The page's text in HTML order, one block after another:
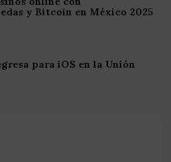
y Bitcoin en México 2025
para iOS en la Unión